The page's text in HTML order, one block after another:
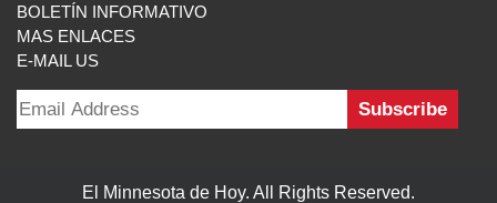
BOLETÍN INFORMATIVO
MAS ENLACES
E-MAIL US
El Minnesota de Hoy. All Rights Reserved.